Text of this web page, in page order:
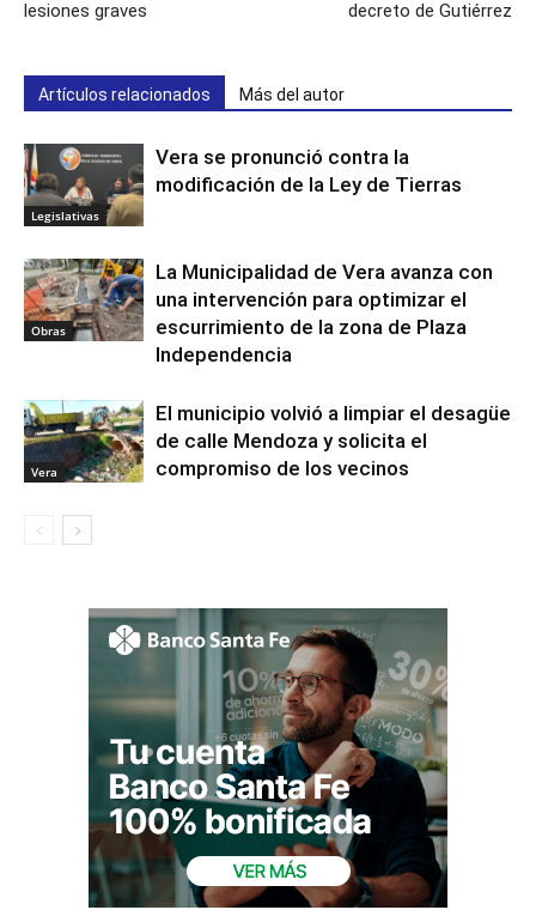
lesiones graves decreto de Gutiérrez
Artículos relacionados Más del autor
Legislativas
Vera se pronunció contra la
modificación de la Ley de Tierras
Obras
La Municipalidad de Vera avanza con
una intervención para optimizar el
escurrimiento de la zona de Plaza
Independencia
Vera
El municipio volvió a limpiar el desagüe
de calle Mendoza y solicita el
compromiso de los vecinos